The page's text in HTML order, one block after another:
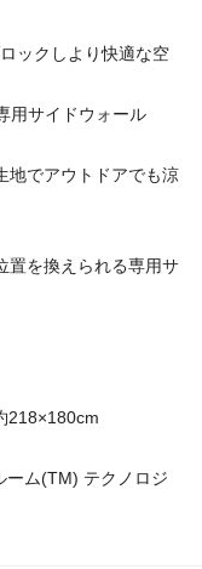
ックしより快適な空
用サイドウォール
地でアウトドアでも涼
置を換えられる専用サ
218×180cm
ーム(TM) テクノロジ